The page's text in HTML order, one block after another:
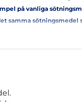
på vanliga
samma sötningsmedel